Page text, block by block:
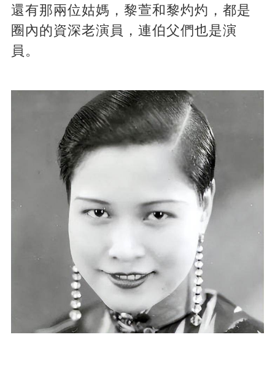
還有那兩位姑媽，黎萱和黎灼灼，都是
圈內的資深老演員，連伯父們也是演
員。